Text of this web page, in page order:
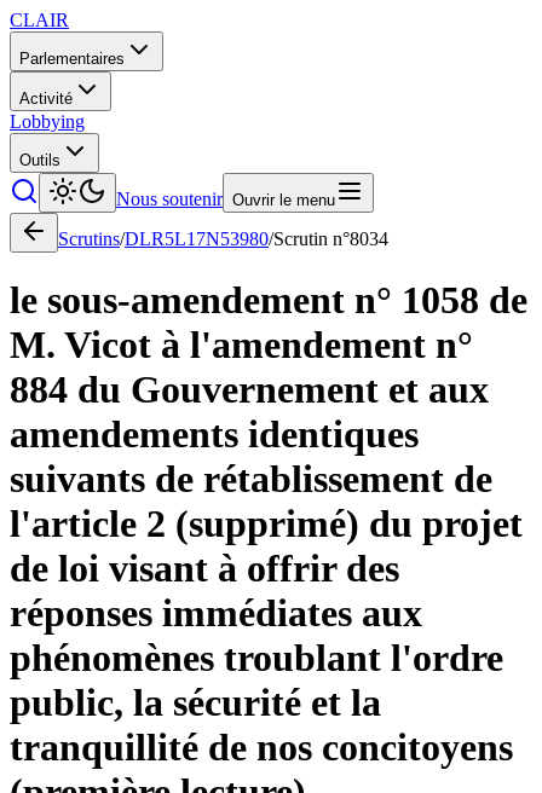
CLAIR
Parlementaires
Activité
Lobbying
Outils
Nous soutenir Ouvrir le menu
Scrutins/DLR5L17N53980/Scrutin n°8034
le sous-amendement n° 1058 de
M. Vicot à l'amendement n°
884 du Gouvernement et aux
amendements identiques
suivants de rétablissement de
l'article 2 (supprimé) du projet
de loi visant à offrir des
réponses immédiates aux
phénomènes troublant l'ordre
public, la sécurité et la
tranquillité de nos concitoyens